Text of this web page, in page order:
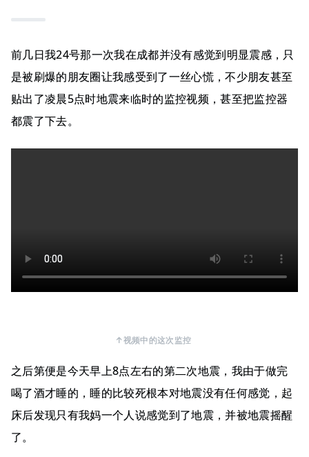
前几日我24号那一次我在成都并没有感觉到明显震感，只
是被刷爆的朋友圈让我感受到了一丝心慌，不少朋友甚至
贴出了凌晨5点时地震来临时的监控视频，甚至把监控器
都震了下去。
↑视频中的这次监控
之后第便是今天早上8点左右的第二次地震，我由于做完
喝了酒才睡的，睡的比较死根本对地震没有任何感觉，起
床后发现只有我妈一个人说感觉到了地震，并被地震摇醒
了。